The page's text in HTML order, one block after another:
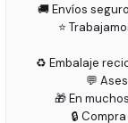
🚚 Envíos
⭐
♻️ Embalaje
💬
🎁 En
🔒